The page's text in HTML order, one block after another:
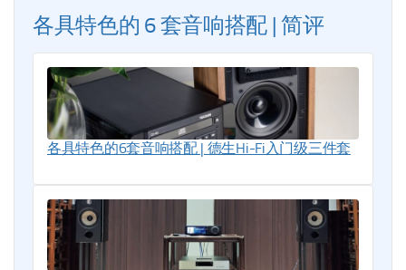
各具特色的 6 套音响搭配 | 简评
各具特色的6套音响搭配 | 德生Hi-Fi入门级三件套